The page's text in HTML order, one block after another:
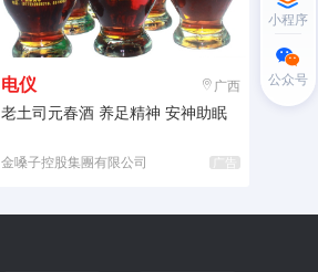
电仪 广西
老土司元春酒 养足精神 安神助眠
金嗓子控股集團有限公司 广告
小程序
公众号